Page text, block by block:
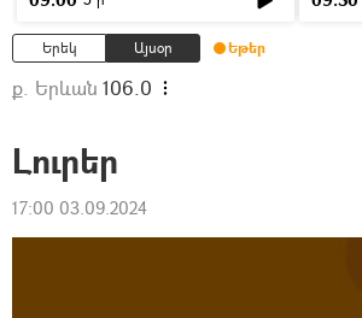
Երեկ Այսօր Եթեր
ք. Երևան 106.0
Լուրեր
17:00 03.09.2024